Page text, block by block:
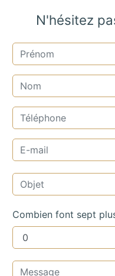
N'hésitez
Combien font sept